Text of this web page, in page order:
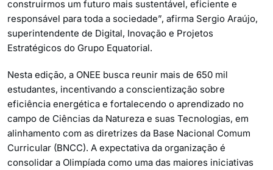
construirmos um futuro mais sustentável, eficiente e
responsável para toda a sociedade”, afirma Sergio Araújo,
superintendente de Digital, Inovação e Projetos
Estratégicos do Grupo Equatorial.
Nesta edição, a ONEE busca reunir mais de 650 mil
estudantes, incentivando a conscientização sobre
eficiência energética e fortalecendo o aprendizado no
campo de Ciências da Natureza e suas Tecnologias, em
alinhamento com as diretrizes da Base Nacional Comum
Curricular (BNCC). A expectativa da organização é
consolidar a Olimpíada como uma das maiores iniciativas